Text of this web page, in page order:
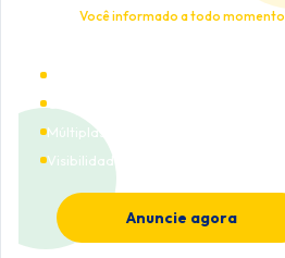
Você informado a todo momento
Múltiplas categorias
Visibilidade premium
Anuncie agora